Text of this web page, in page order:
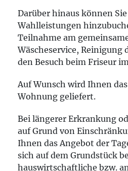
Darüber hinaus können
Wahlleistungen
Teilnahme am
Wäscheservice, Reinigung
den Besuch beim Friseur
Auf Wunsch wird Ihnen
Wohnung geliefert.
Bei längerer Erkrankung
auf Grund von
Ihnen das Angebot der
sich auf dem Grundstück
hauswirtschaftliche bzw.